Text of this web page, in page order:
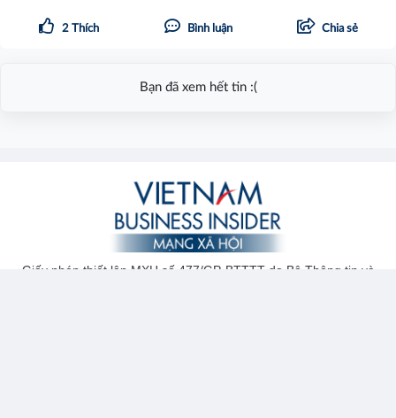
2 Thích Bình luận Chia sẻ
Bạn đã xem hết tin :(
Giấy phép thiết lập MXH số 477/GP-BTTTT do Bộ Thông tin và